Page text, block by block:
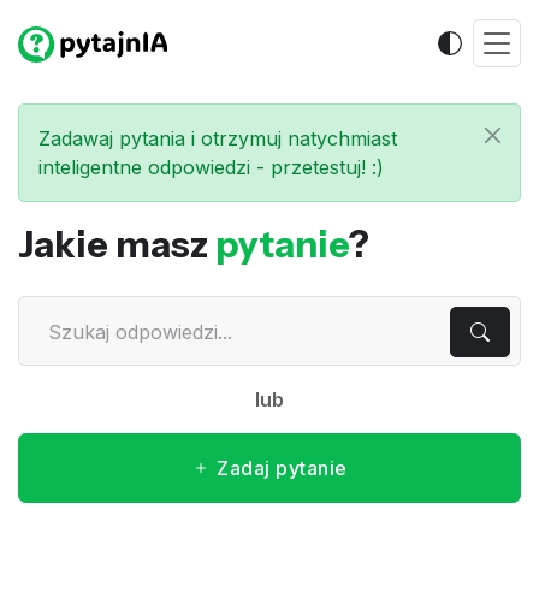
Zadawaj pytania i otrzymuj natychmiast
inteligentne odpowiedzi - przetestuj! :)
Jakie masz pytanie?
lub
Zadaj pytanie